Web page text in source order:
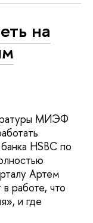
на
МИЭФ
HSBC по
Артем
работе, что
и где